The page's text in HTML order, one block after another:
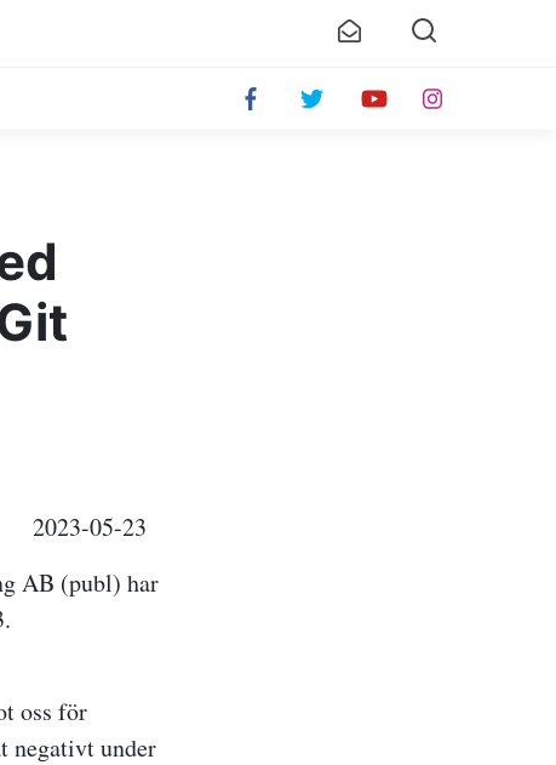
23
AB (publ) har
oss för
negativt under